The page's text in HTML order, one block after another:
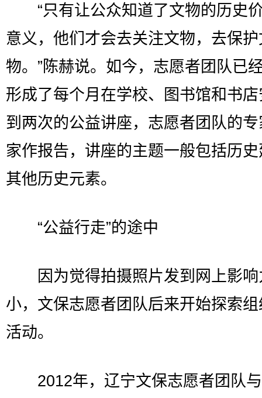
“只有让公众知道了文物的历史
意义，他们才会去关注文物，去保护
物。”陈赫说。如今，志愿者团队已
形成了每个月在学校、图书馆和书
到两次的公益讲座，志愿者团队的
家作报告，讲座的主题一般包括历
其他历史元素。
“公益行走”的途中
因为觉得拍摄照片发到网上影响
小，文保志愿者团队后来开始探索
活动。
2012年，辽宁文保志愿者团队